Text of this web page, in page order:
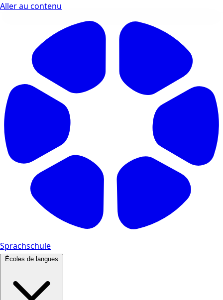
Aller au contenu
Sprachschule
Écoles de langues